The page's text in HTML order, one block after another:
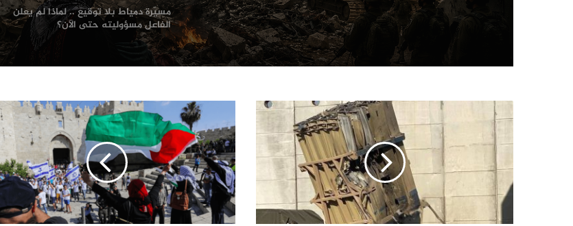
مسيّرة دمياط بلا توقيع .. لماذا لم يعلن
الفاعل مسؤوليته حتى الآن؟
ترامب يعلّق ضرباته ضد إيران.. اتفاق
مرتقب لإنهاء الحرب أم هدنة أخرى قابلة
للانهيار؟
من صفقة الحقوق إلى أزمة قيادة.. هل
اقتربت نهاية إنفانتينو في «فيفا»؟